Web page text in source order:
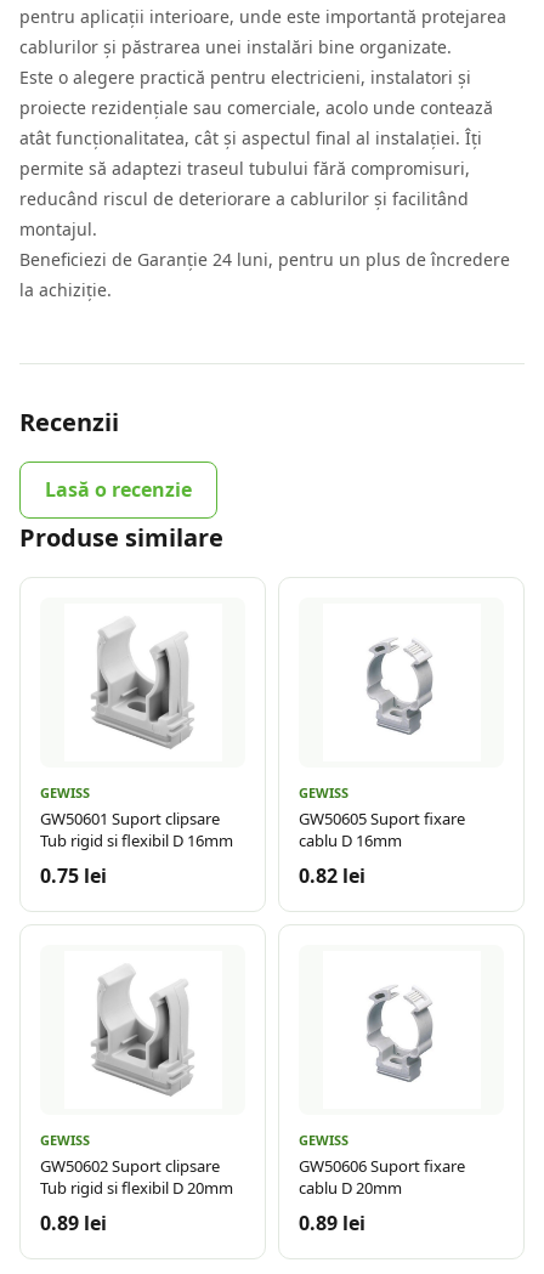
pentru aplicații interioare, unde este importantă protejarea
cablurilor și păstrarea unei instalări bine organizate.
Este o alegere practică pentru electricieni, instalatori și
proiecte rezidențiale sau comerciale, acolo unde contează
atât funcționalitatea, cât și aspectul final al instalației. Îți
permite să adaptezi traseul tubului fără compromisuri,
reducând riscul de deteriorare a cablurilor și facilitând
montajul.
Beneficiezi de Garanție 24 luni, pentru un plus de încredere
la achiziție.
Recenzii
Lasă o recenzie
Produse similare
GEWISS
GW50601 Suport clipsare
Tub rigid si flexibil D 16mm
0.75 lei
GEWISS
GW50605 Suport fixare
cablu D 16mm
0.82 lei
GEWISS
GW50602 Suport clipsare
Tub rigid si flexibil D 20mm
0.89 lei
GEWISS
GW50606 Suport fixare
cablu D 20mm
0.89 lei